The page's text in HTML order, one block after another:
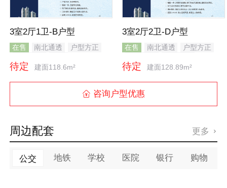
3室2厅1卫-B户型
在售 南北通透
户型方正
待定 建面118.6m²
3室2厅2卫-D户型
在售 南北通透
户型方正
待定 建面128.89m²
 咨询户型优惠
周边配套 更多 
公交 地铁 学校 医院 银行 购物